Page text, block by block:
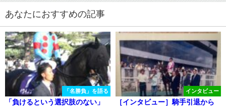
あなたにおすすめの記事
「名勝負」を語る
「負けるという選択肢のない」
インタビュー
［インタビュー］騎手引退から